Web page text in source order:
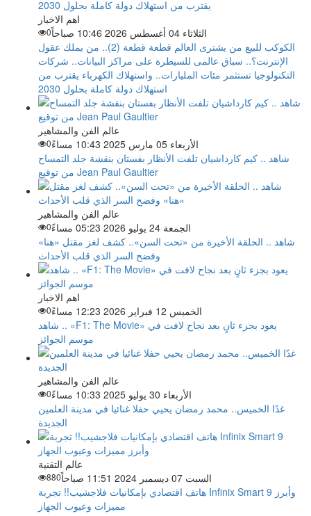
اهم الاخبار
الثلاثاء 04 أغسطس 2026 10:46 صباحاً
0
الكوكب للبيع من يشترى العالم قطعة قطعة (2).. من يملك عقول
الإنترنت؟.. سباق عالمى للسيطرة على مراكز البيانات.. شركات
التكنولوجيا تستثمر مئات المليارات.. واستهلاك الكهرباء يقترب من
استهلاك دولة كاملة بحلول 2030
عالم الفن والمشاهير
الأربعاء 05 مارس 2025 10:43 مساءً
0
شاهد .. كيم كارداشيان تلفت الأنظار بفستان بنقشة جلد التمساح
من توقيع Jean Paul Gaultier
عالم الفن والمشاهير
الجمعة 24 يوليو 2026 05:23 مساءً
0
شاهد .. الحلقة الأخيرة من «تحت السن».. كشف لغز مقتل «هنا»
وفضح السر الذي قلب الأحداث
اهم الاخبار
الخميس 12 فبراير 2026 12:23 مساءً
0
شاهد .. «F1: The Movie» يعود بجزء ثانٍ بعد نجاح لافت في
موسم الجوائز
عالم الفن والمشاهير
الأربعاء 30 يوليو 2025 10:33 مساءً
0
غدًا الخميس.. محمد رمضان يحيي حفلا غنائيا في مدينة العلمين
الجديدة
عالم التقنية
السبت 07 ديسمبر 2024 11:51 صباحاً
880
هاتف اقتصادي بإمكانيات فلاجشيب!! تجربة Infinix Smart 9 وأبرز
مميزات وعيوب الجهاز